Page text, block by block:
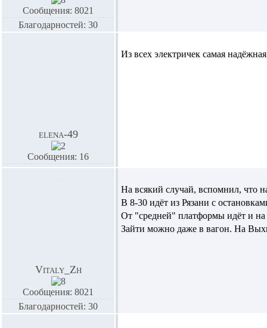
Сообщения: 8021
Благодарностей: 30
elena-49
Сообщения: 16
Из всех электричек самая
Vitaly_Zh
Сообщения: 8021
Благодарностей: 30
На всякий случай, вспомнил, что
В 8-30 идёт из Рязани с
От "средней" платформы идёт и на
Зайти можно даже в вагон. На